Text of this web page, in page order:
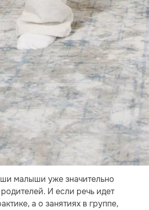
малыши уже значительно
И если речь идет
а о занятиях в группе,